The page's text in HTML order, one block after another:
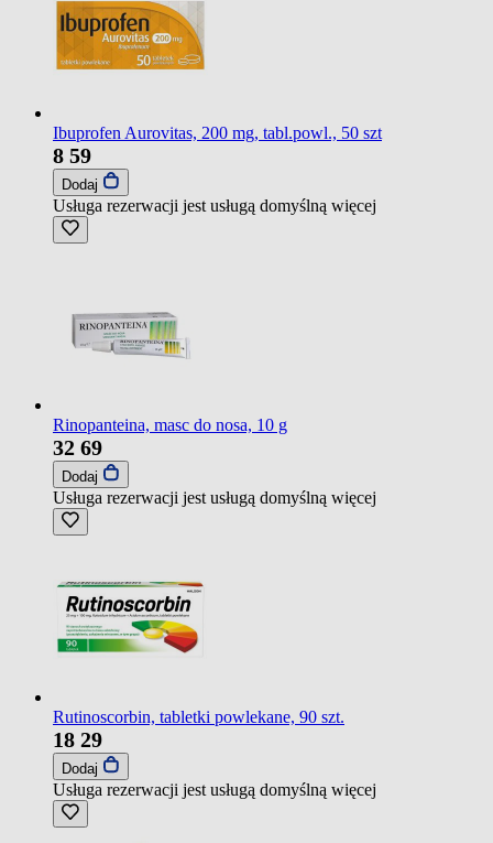
Ibuprofen Aurovitas, 200 mg, tabl.powl., 50 szt
8 59
Dodaj
Usługa rezerwacji jest usługą domyślną więcej
Rinopanteina, masc do nosa, 10 g
32 69
Dodaj
Usługa rezerwacji jest usługą domyślną więcej
Rutinoscorbin, tabletki powlekane, 90 szt.
18 29
Dodaj
Usługa rezerwacji jest usługą domyślną więcej